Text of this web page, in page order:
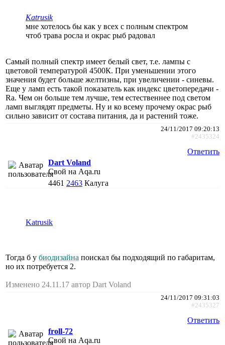
Katrusik
мне хотелось бы как у всех с полным спектром
чтоб трава росла и окрас рыб радовал
Самый полный спектр имеет белый свет, т.е. лампы с
цветовой температурой 4500К. При уменьшении этого
значения будет больше желтизны, при увеличении - синевы.
Еще у ламп есть такой показатель как индекс цветопередачи -
Ra. Чем он больше тем лучше, тем естественнее под светом
ламп выглядят предметы. Ну и ко всему прочему окрас рыб
сильно зависит от состава питания, да и растений тоже.
24/11/2017 09:20:13
#2435324
Ответить
Dart Voland
Свой на Aqa.ru
4461 2463 Калуга
Katrusik
Тогда б у биодизайна поискал бы подходящий по габаритам,
но их потребуется 2.
Изменено 24.11.17 автор Dart Voland
24/11/2017 09:31:03
#2435327
Ответить
froll-72
Свой на Aqa.ru